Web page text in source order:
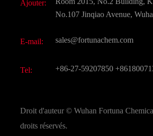
Saveurs et parfums
CAS chimiques
Ajouter:
No.107 Jinqiao Avenue,
E-mail: sales@fortunachem.com
Tel: +86-27-59207850
Droit d'auteur © Wuhan Fortuna
droits réservés.